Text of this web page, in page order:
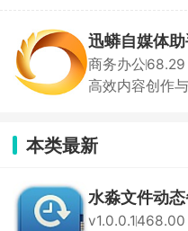
迅蟒自媒体
商务办公68.29
高效内容创作
本类最新
水淼文件动
v1.0.0.1 468.00